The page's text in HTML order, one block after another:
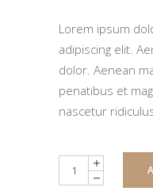
Lorem ipsum
adipiscing elit.
dolor. Aenean
penatibus et
nascetur
Quantity